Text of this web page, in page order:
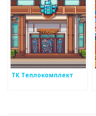
ТК Теплокомплект